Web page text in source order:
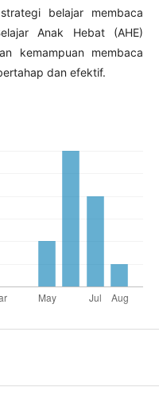
belajar membaca
Anak Hebat (AHE)
kemampuan membaca
dan efektif.